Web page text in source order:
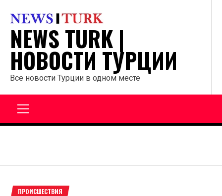
содержанию
NEWS TURK |
НОВОСТИ ТУРЦИИ
Все новости Турции в одном месте
ПРОИСШЕСТВИЯ